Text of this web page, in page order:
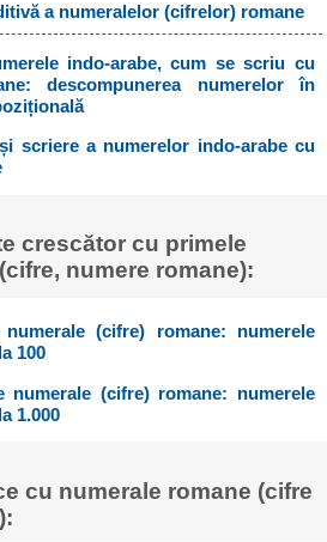
a numeralelor (cifrelor) romane
indo-arabe, cum se scriu cu
descompunerea numerelor în
scriere a numerelor indo-arabe cu
crescător cu primele
numere romane):
(cifre) romane: numerele
100
numerale (cifre) romane: numerele
1.000
cu numerale romane (cifre